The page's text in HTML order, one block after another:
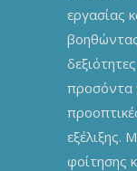
εργασίας
προσόντα
εξέλιξης.
φοίτησης